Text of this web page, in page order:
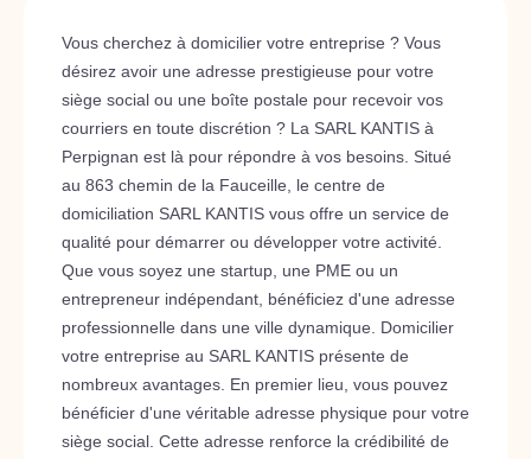
Vous cherchez à domicilier votre entreprise ? Vous
désirez avoir une adresse prestigieuse pour votre
siège social ou une boîte postale pour recevoir vos
courriers en toute discrétion ? La SARL KANTIS à
Perpignan est là pour répondre à vos besoins. Situé
au 863 chemin de la Fauceille, le centre de
domiciliation SARL KANTIS vous offre un service de
qualité pour démarrer ou développer votre activité.
Que vous soyez une startup, une PME ou un
entrepreneur indépendant, bénéficiez d'une adresse
professionnelle dans une ville dynamique. Domicilier
votre entreprise au SARL KANTIS présente de
nombreux avantages. En premier lieu, vous pouvez
bénéficier d'une véritable adresse physique pour votre
siège social. Cette adresse renforce la crédibilité de